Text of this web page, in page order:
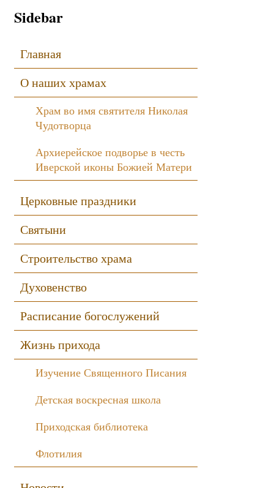
Sidebar
Главная
О наших храмах
Храм во имя святителя Николая
Чудотворца
Архиерейское подворье в честь
Иверской иконы Божией Матери
Церковные праздники
Святыни
Строительство храма
Духовенство
Расписание богослужений
Жизнь прихода
Изучение Священного Писания
Детская воскресная школа
Приходская библиотека
Флотилия